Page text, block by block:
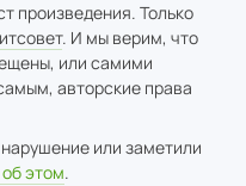
произведения. Только
. И мы верим, что
или самими
авторские права
или заметили
этом.